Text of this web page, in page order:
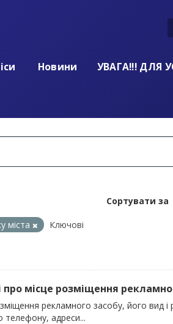
Новини
УВАГА!!! ДЛЯ
Сортувати за
міста
Ключові
місце розміщення
рекламного засобу, його вид
телефону, адреси...